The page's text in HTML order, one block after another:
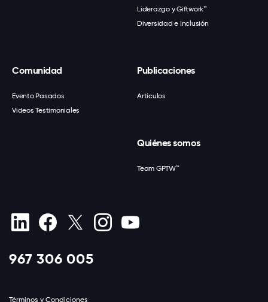
Liderazgo y Giftwork™
Diversidad e Inclusión
Comunidad
Evento Pasados
Videos Testimoniales
Publicaciones
Artículos
Quiénes somos
Team GPTW™
967 306 005
Términos y Condiciones